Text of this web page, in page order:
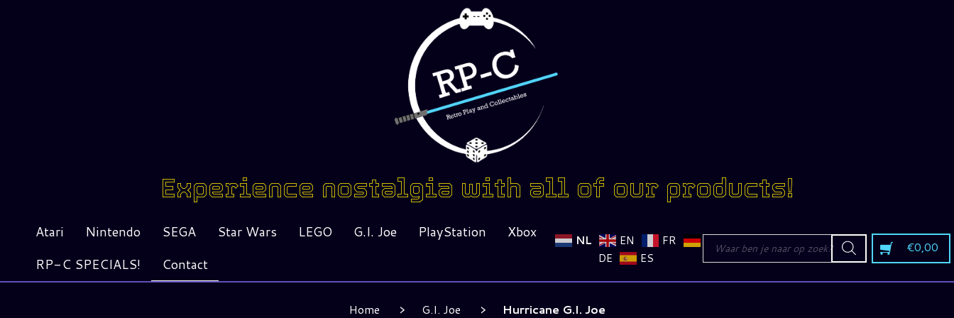
Experience nostalgia with all of our products!
Atari Nintendo SEGA Star Wars LEGO G.I. Joe PlayStation
Xbox
RP-C SPECIALS!
Contact
NL EN
FR
DE
ES
Producten
zoeken €0,00
Home G.I. Joe Hurricane G.I. Joe